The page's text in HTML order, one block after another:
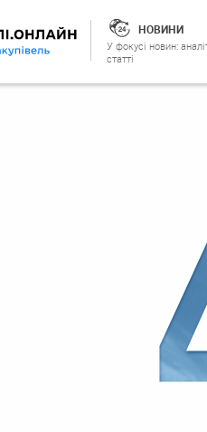
НОВИНИ
У фокусі новин:
статті